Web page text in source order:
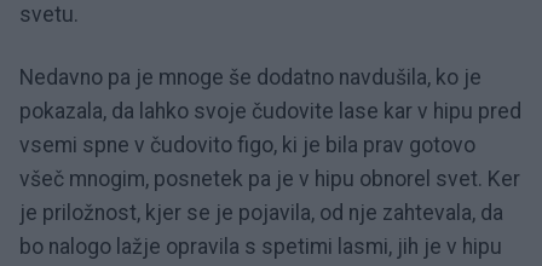
svetu.
Nedavno pa je mnoge še dodatno navdušila, ko je
pokazala, da lahko svoje čudovite lase kar v hipu pred
vsemi spne v čudovito figo, ki je bila prav gotovo
všeč mnogim, posnetek pa je v hipu obnorel svet. Ker
je priložnost, kjer se je pojavila, od nje zahtevala, da
bo nalogo lažje opravila s spetimi lasmi, jih je v hipu